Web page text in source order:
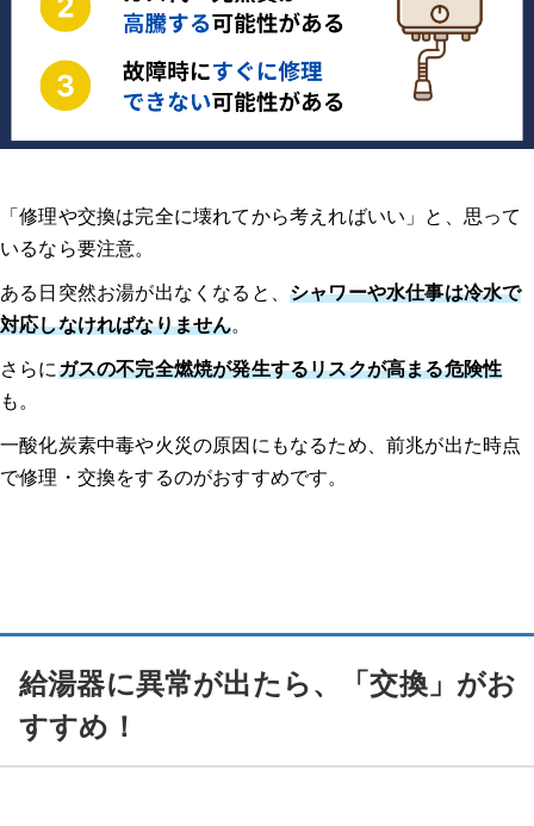
「修理や交換は完全に壊れてから考えればいい」と、思って
いるなら要注意。
ある日突然お湯が出なくなると、 シャワーや水仕事は冷水で
対応しなければなりません。
さらにガスの不完全燃焼が発生するリスクが高まる危険性
も。
一酸化炭素中毒や火災の原因にもなるため、前兆が出た時点
で修理・交換をするのがおすすめです。
給湯器に異常が出たら、「交換」がお
すすめ！